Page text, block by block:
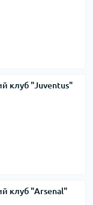
клуб "Juventus"
клуб "Arsenal"